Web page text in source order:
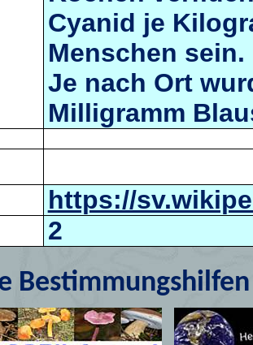
Cyanid je
Menschen sein.
Je nach Ort
Milligramm
https://
2